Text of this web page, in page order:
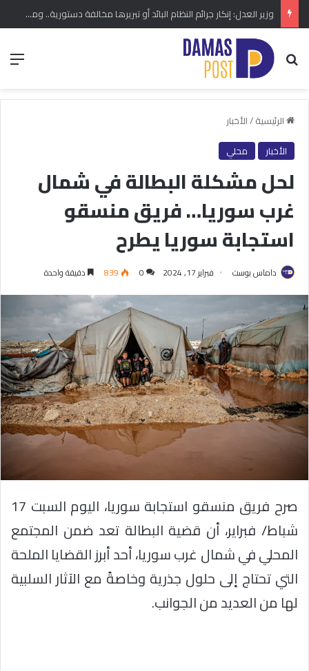
وزير العدل: إنكار جرائم النظام البائد أو تبريرها مخالفة دستورية.. ومشروع قانون خاص إلى مجلس الشعب
بحث عن
الرئيسية/الأخبار
الأخبار
محلي
لحل مشكلة البطالة في شمال
غرب سوريا… فريق منسقو
استجابة سوريا يطرح
داماس بوست فبراير 17, 2024 0
839 دقيقة واحدة
صرح فريق منسقو استجابة سوريا، اليوم السبت 17
شباط/ فبراير، أن قضية البطالة تعد ضمن المجتمع
المحلي في شمال غرب سوريا، أحد أبرز القضايا الملحة
التي تحتاج إلى حلول جذرية وخاصةً مع الآثار السلبية
لها من العديد من الجوانب.